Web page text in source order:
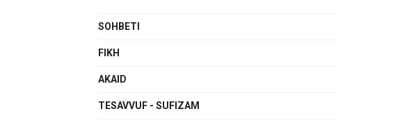
SOHBETI
FIKH
AKAID
TESAVVUF - SUFIZAM